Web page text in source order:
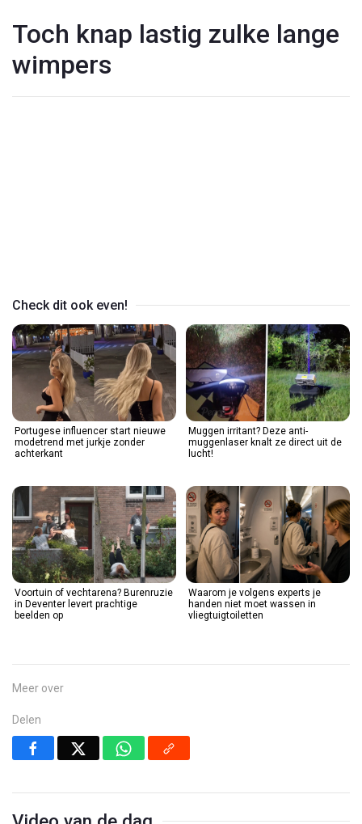
Toch knap lastig zulke lange
wimpers
Check dit ook even!
Portugese influencer start nieuwe
modetrend met jurkje zonder
achterkant
Muggen irritant? Deze anti-
muggenlaser knalt ze direct uit de
lucht!
Voortuin of vechtarena? Burenruzie
in Deventer levert prachtige
beelden op
Waarom je volgens experts je
handen niet moet wassen in
vliegtuigtoiletten
Meer over
Delen